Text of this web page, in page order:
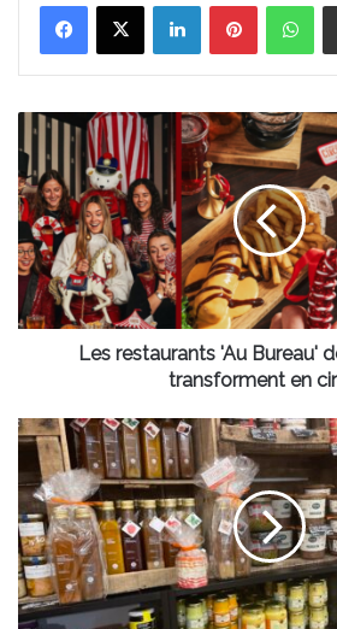
LinkedinPinterest
Les
restaurants
'Au
Bureau'
de
Bordeaux
se
transforment
en
Les restaurants 'Au Bureau'
transforment en
Nos
adresses
bordelaises
pour
des
cadeaux
gourmands !